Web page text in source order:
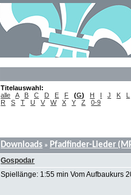
Titelauswahl:
alle
A B C D E F (G) H I J K L
R
S T U V W X Y Z 0-9
Downloads » Pfadfinder-Lieder
Gospodar
Spiellänge: 1:55 min Vom Aufbaukurs